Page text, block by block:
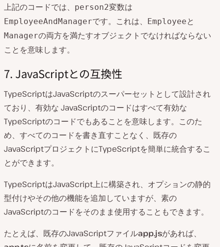
上記のコードでは、 person2変数は
EmployeeAndManagerです。これは、 Employeeと
Managerの両方を満たすオブジェクトでなければならない
ことを意味します。
7. JavaScriptとの互換性
TypeScriptはJavaScriptのスーパーセットとして設計され
ており、有効な JavaScriptのコードはすべて有効な
TypeScriptのコードでもあることを意味します。このた
め、すべてのコードを書き直すことなく、既存の
JavaScriptプロジェクトにTypeScriptを簡単に統合するこ
とができます。
TypeScriptはJavaScript上に構築され、オプションの静的
型付けやその他の機能を追加していますが、素の
JavaScriptのコードをそのまま使用することもできます。
たとえば、既存のJavaScriptファイルapp.jsがあれば、